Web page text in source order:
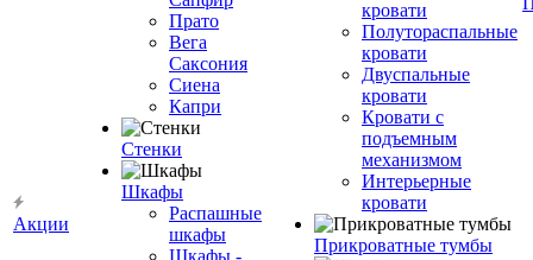
Акции
Прато
Вега
Саксония
Сиена
Капри
Стенки
Шкафы
Распашные
шкафы
Шкафы -
кровати
Полутораспальные
кровати
Двуспальные
кровати
Кровати с
подъемным
механизмом
Интерьерные
кровати
Прикроватные тумбы